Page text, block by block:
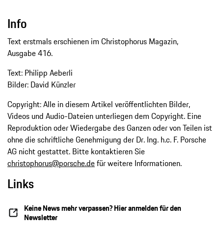
Info
Text erstmals erschienen im Christophorus Magazin,
Ausgabe 416.
Text: Philipp Aeberli
Bilder: David Künzler
Copyright: Alle in diesem Artikel veröffentlichten Bilder,
Videos und Audio-Dateien unterliegen dem Copyright. Eine
Reproduktion oder Wiedergabe des Ganzen oder von Teilen ist
ohne die schriftliche Genehmigung der Dr. Ing. h.c. F. Porsche
AG nicht gestattet. Bitte kontaktieren Sie
christophorus@porsche.defür weitere Informationen.
Links
Keine News mehr verpassen? Hier anmelden für den
Newsletter